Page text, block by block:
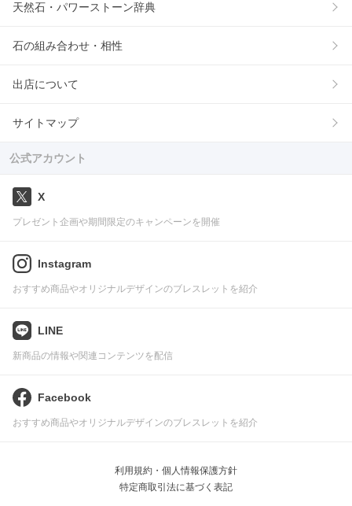
天然石・パワーストーン辞典
石の組み合わせ・相性
出店について
サイトマップ
公式アカウント
X
プレゼント企画や期間限定のキャンペーンを開催
Instagram
おすすめ商品やオリジナルデザインのブレスレットを紹介
LINE
新商品の情報や関連コンテンツを配信
Facebook
おすすめ商品やオリジナルデザインのブレスレットを紹介
利用規約・個人情報保護方針
特定商取引法に基づく表記